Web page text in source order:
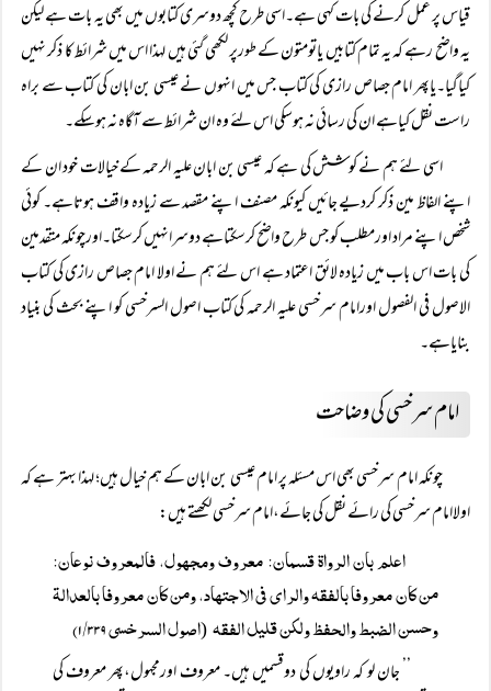
قیاس پر عمل کرنے کی بات کہی ہے۔اسی طرح کچھ دوسری کتابوں میں بھی یہ بات ہے لیکن
یہ واضح رہے کہ یہ تمام کتابیں یاتومتون کے طورپر لکھی گئی ہیں لہذا اس میں شرائط کا ذکر نہیں
کیاگیا۔یاپھر امام جصاص رازی کی کتاب جس میں انہوں نے عیسی بن ابان کی کتاب سے براہ
راست نقل کیاہے ان کی رسائی نہ ہوسکی اس لئے وہ ان شرائط سے آگاہ نہ ہوسکے۔
اسی لئے ہم نے کوشش کی ہے کہ عیسی بن ابان علیہ الرحمہ کے خیالات خود ان کے
اپنے الفاظ مین ذکر کردیے جائیں کیونکہ مصنف اپنے مقصد سے زیادہ واقف ہوتاہے۔ کوئی
شخص اپنے مراد اورمطلب کو جس طرح واضح کرسکتاہے دوسرانہیں کرسکتا۔اورچونکہ متقدمین
کی بات اس باب میں زیادہ لائق اعتماد ہے اس لئے ہم نے اولا امام جصاص رازی کی کتاب
الاصول فی الفصول اورامام سرخسی علیہ الرحمہ کی کتاب اصول السرخسی کو اپنے بحث کی بنیاد
بنایاہے۔
امام سرخسی کی وضاحت
چونکہ امام سرخسی بھی اس مسئلہ پر امام عیسی بن ابان کے ہم خیال ہیں؛ لہذا بہتر ہے کہ
اولاامام سرخسی کی رائے نقل کی جائے،امام سرخسی لکھتے ہیں:
اعلم بان الرواۃ قسمان: معروف ومجھول، فالمعروف نوعان:
من کان معروفا بالفقہ والرای فی الاجتھاد، ومن کان معروفا بالعدالۃ
وحسن الضبط والحفظ ولکن قلیل الفقہ(اصول السرخسی ۱/۳۳۹)
’’ جان لو کہ راویوں کی دوقسمیں ہیں۔ معروف اورمجہول،پھر معروف کی